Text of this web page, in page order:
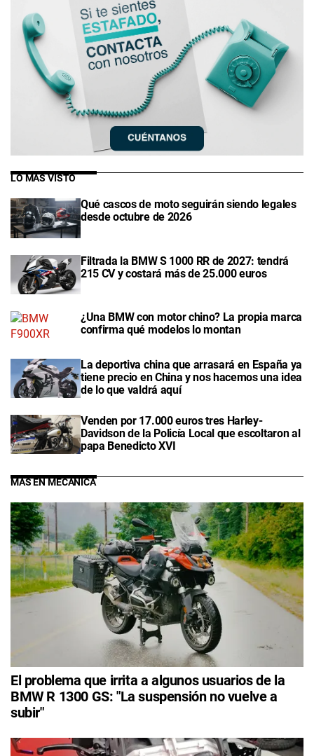
LO MÁS VISTO
Qué cascos de moto seguirán siendo legales
desde octubre de 2026
Filtrada la BMW S 1000 RR de 2027: tendrá
215 CV y costará más de 25.000 euros
¿Una BMW con motor chino? La propia marca
confirma qué modelos lo montan
La deportiva china que arrasará en España ya
tiene precio en China y nos hacemos una idea
de lo que valdrá aquí
Venden por 17.000 euros tres Harley-
Davidson de la Policía Local que escoltaron al
papa Benedicto XVI
MÁS EN MECÁNICA
El problema que irrita a algunos usuarios de la
BMW R 1300 GS: "La suspensión no vuelve a
subir"